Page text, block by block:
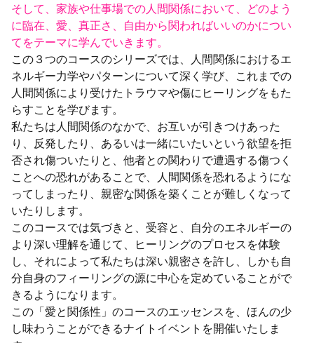
そして、家族や仕事場での人間関係において、どのよう
に臨在、愛、真正さ、自由から関わればいいのかについ
てをテーマに学んでいきます。
この３つのコースのシリーズでは、人間関係におけるエ
ネルギー力学やパターンについて深く学び、これまでの
人間関係により受けたトラウマや傷にヒーリングをもた
らすことを学びます。
私たちは人間関係のなかで、お互いが引きつけあった
り、反発したり、あるいは一緒にいたいという欲望を拒
否され傷ついたりと、他者との関わりで遭遇する傷つく
ことへの恐れがあることで、人間関係を恐れるようにな
ってしまったり、親密な関係を築くことが難しくなって
いたりします。
このコースでは気づきと、受容と、自分のエネルギーの
より深い理解を通じて、ヒーリングのプロセスを体験
し、それによって私たちは深い親密さを許し、しかも自
分自身のフィーリングの源に中心を定めていることがで
きるようになります。
この「愛と関係性」のコースのエッセンスを、ほんの少
し味わうことができるナイトイベントを開催いたしま